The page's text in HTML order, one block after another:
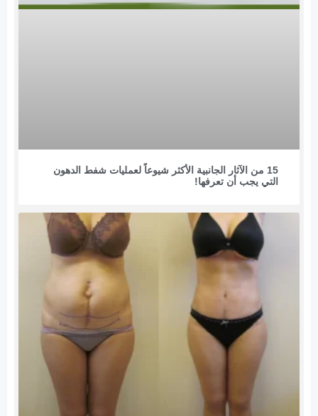
15 من الآثار الجانبية الأكثر شيوعاً لعمليات شفط الدهون
التي يجب أن تعرفها!